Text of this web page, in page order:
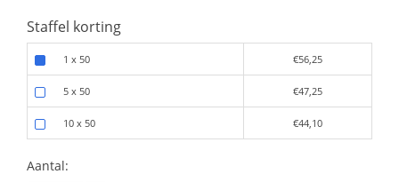
Staffel korting
1 x 50 €56,25
5 x 50 €47,25
10 x 50 €44,10
Aantal: